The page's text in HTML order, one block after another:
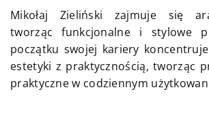
Mikołaj Zieliński zajmuje się
tworząc funkcjonalne i stylowe
początku swojej kariery
estetyki z praktycznością, tworząc
praktyczne w codziennym